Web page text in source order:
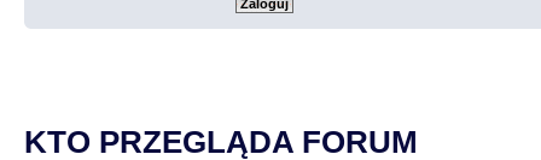
KTO PRZEGLĄDA FORUM